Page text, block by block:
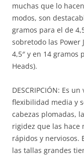
muchas que lo
modos, son
gramos para el de
sobretodo las Power
4,5″ y en 14 gramos
Heads).
DESCRIPCIÓN: Es
flexibilidad media y
cabezas plomadas,
rigidez que las hace
rápidos y nerviosos.
las tallas grandes